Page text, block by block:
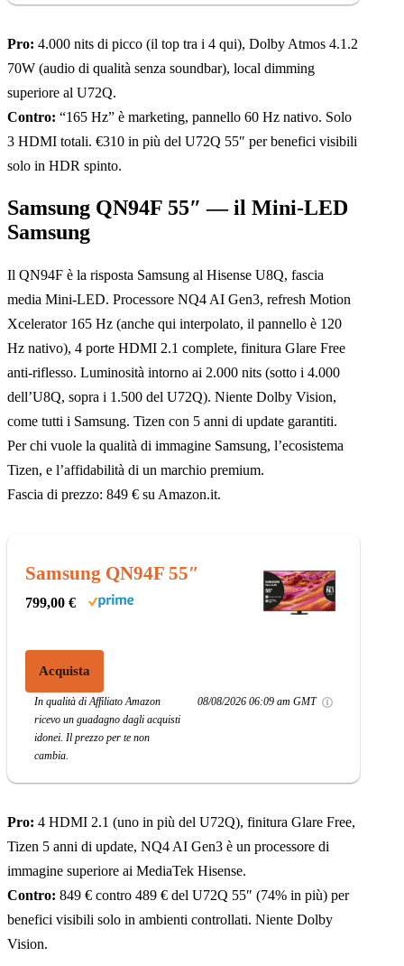
Pro: 4.000 nits di picco (il top tra i 4 qui), Dolby Atmos 4.1.2
70W (audio di qualità senza soundbar), local dimming
superiore al U72Q.
Contro: “165 Hz” è marketing, pannello 60 Hz nativo. Solo
3 HDMI totali. €310 in più del U72Q 55″ per benefici visibili
solo in HDR spinto.
Samsung QN94F 55″ — il Mini-LED
Samsung
Il QN94F è la risposta Samsung al Hisense U8Q, fascia
media Mini-LED. Processore NQ4 AI Gen3, refresh Motion
Xcelerator 165 Hz (anche qui interpolato, il pannello è 120
Hz nativo), 4 porte HDMI 2.1 complete, finitura Glare Free
anti-riflesso. Luminosità intorno ai 2.000 nits (sotto i 4.000
dell’U8Q, sopra i 1.500 del U72Q). Niente Dolby Vision,
come tutti i Samsung. Tizen con 5 anni di update garantiti.
Per chi vuole la qualità di immagine Samsung, l’ecosistema
Tizen, e l’affidabilità di un marchio premium.
Fascia di prezzo: 849 € su Amazon.it.
Samsung QN94F 55″
799,00 €
Acquista
In qualità di Affiliato Amazon
ricevo un guadagno dagli acquisti
idonei. Il prezzo per te non
cambia.
08/08/2026 06:09 am GMT
Pro: 4 HDMI 2.1 (uno in più del U72Q), finitura Glare Free,
Tizen 5 anni di update, NQ4 AI Gen3 è un processore di
immagine superiore ai MediaTek Hisense.
Contro: 849 € contro 489 € del U72Q 55″ (74% in più) per
benefici visibili solo in ambienti controllati. Niente Dolby
Vision.